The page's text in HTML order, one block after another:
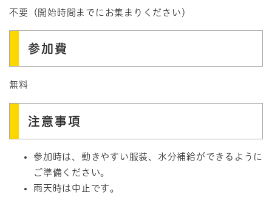
不要（開始時間までにお集まりください）
参加費
無料
注意事項
参加時は、動きやすい服装、水分補給ができるように
ご準備ください。
雨天時は中止です。